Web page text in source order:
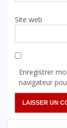
Site web
Enregistrer
navigateur